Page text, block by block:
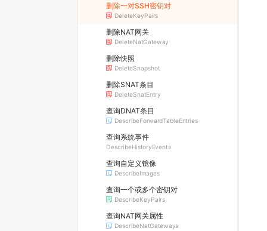
删除一对SSH密钥对
DeleteKeyPairs
删除NAT网关
DeleteNatGateway
删除快照
DeleteSnapshot
删除SNAT条目
DeleteSnatEntry
查询DNAT条目
DescribeForwardTableEntries
查询系统事件
DescribeHistoryEvents
查询自定义镜像
DescribeImages
查询一个或多个密钥对
DescribeKeyPairs
查询NAT网关属性
DescribeNatGateways